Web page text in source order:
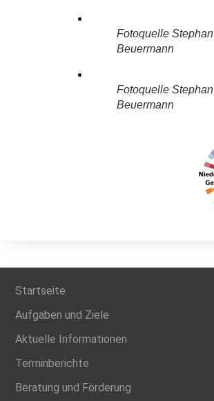
Fotoquelle Stephan
Beuermann
Fotoquelle Stephan
Beuermann
Startseite
Aufgaben und Ziele
Aktuelle Informationen
Terminberichte
Beratung und Förderung